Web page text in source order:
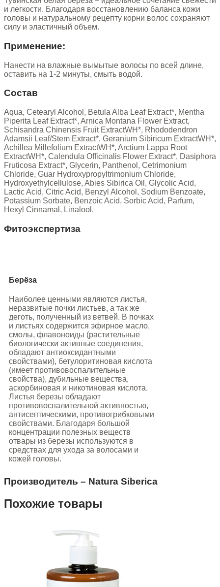
и легкости. Благодаря восстановлению баланса кожи
головы и натуральному рецепту корни волос сохраняют
силу и эластичный объем.
Применение:
Нанести на влажные вымытые волосы по всей длине,
оставить на 1-2 минуты, смыть водой.
Состав
Aqua, Cetearyl Alcohol, Betula Alba Leaf Extract*, Mentha
Piperita Leaf Extract*, Arnica Montana Flower Extract,
Schisandra Chinensis Fruit ExtractWH*, Rhododendron
Adamsii Leaf/Stem Extract*, Geranium Sibiricum ExtractWH*,
Achillea Millefolium ExtractWH*, Arctium Lappa Root
ExtractWH*, Calendula Officinalis Flower Extract*, Dasiphora
Fruticosa Extract*, Glycerin, Panthenol, Cetrimonium
Chloride, Guar Hydroxypropyltrimonium Chloride,
Hydroxyethylcellulose, Abies Sibirica Oil, Glycolic Acid,
Lactic Acid, Citric Acid, Benzyl Alcohol, Sodium Benzoate,
Potassium Sorbate, Benzoic Acid, Sorbic Acid, Parfum,
Hexyl Cinnamal, Linalool.
Фитоэкспертиза
Берёза
Наиболее ценными являются листья,
неразвитые почки листьев, а так же
деготь, полученный из ветвей. В почках
и листьях содержится эфирное масло,
смолы, флавоноиды (растительные
биологически активные соединения,
обладают антиоксидантными
свойствами), бетулоритиновая кислота
(имеет противовоспалительные
свойства), дубильные вещества,
аскорбиновая и никотиновая кислота.
Листья березы обладают
противовоспалительной активностью,
антисептическими, противогрибковыми
свойствами. Благодаря большой
концентрации полезных веществ
отвары из березы используются в
средствах для ухода за волосами и
кожей головы.
Производитель – Natura Siberica
Похожие товары